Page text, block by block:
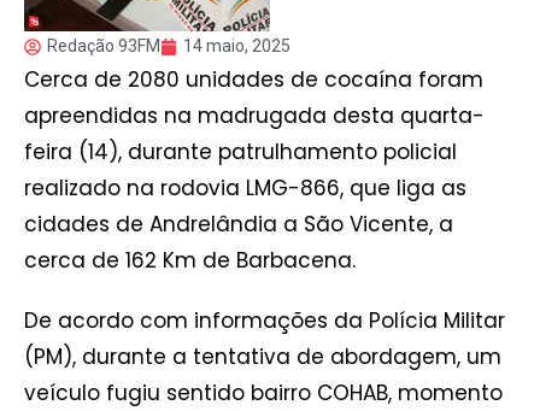
Redação 93FM 14 maio, 2025
Cerca de 2080 unidades de cocaína foram
apreendidas na madrugada desta quarta-
feira (14), durante patrulhamento policial
realizado na rodovia LMG-866, que liga as
cidades de Andrelândia a São Vicente, a
cerca de 162 Km de Barbacena.
De acordo com informações da Polícia Militar
(PM), durante a tentativa de abordagem, um
veículo fugiu sentido bairro COHAB, momento